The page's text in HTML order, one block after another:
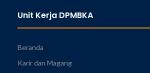
Unit Kerja DPMBKA
Beranda
Karir dan Magang